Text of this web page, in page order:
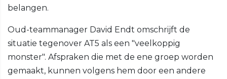
belangen.
Oud-teammanager David Endt omschrijft de
situatie tegenover AT5 als een "veelkoppig
monster". Afspraken die met de ene groep worden
gemaakt, kunnen volgens hem door een andere